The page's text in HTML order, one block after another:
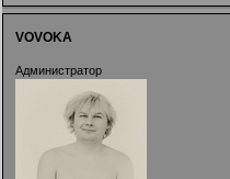
VOVOKA
Администратор